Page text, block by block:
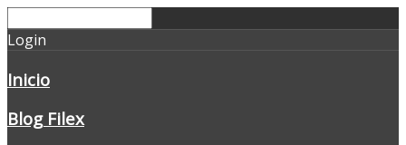
Login
Inicio
Blog Filex